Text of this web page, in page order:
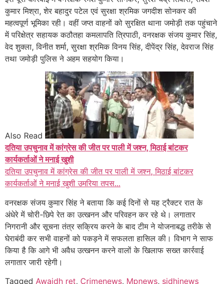
कुमार मिश्रा, शेर बहादुर पटेल एवं सुरक्षा श्रमिक जगदीश सोनकर की
महत्वपूर्ण भूमिका रही। वहीं जप्त वाहनों को सुरक्षित थाना जमोड़ी तक पहुंचाने
में परिक्षेत्र सहायक कठौतहा कमलापति त्रिपाठी, वनरक्षक संजय कुमार सिंह,
वेद शुक्ला, विनीत शर्मा, सुरक्षा श्रमिक विनय सिंह, दीपेंद्र सिंह, देवराज सिंह
तथा जमोड़ी पुलिस ने अहम सहयोग किया।
Also Read
दतिया उपचुनाव में कांग्रेस की जीत पर पाली में जश्न, मिठाई बांटकर
कार्यकर्ताओं ने मनाई खुशी
दतिया उपचुनाव में कांग्रेस की जीत पर पाली में जश्न, मिठाई बांटकर
कार्यकर्ताओं ने मनाई खुशी उमरिया तपस...
वनरक्षक संजय कुमार सिंह ने बताया कि कई दिनों से यह ट्रैक्टर रात के
अंधेरे में चोरी-छिपे रेत का उत्खनन और परिवहन कर रहे थे। लगातार
निगरानी और सूचना तंत्र सक्रिय करने के बाद टीम ने योजनाबद्ध तरीके से
घेराबंदी कर सभी वाहनों को पकड़ने में सफलता हासिल की। विभाग ने साफ
किया है कि आगे भी अवैध उत्खनन करने वालों के खिलाफ सख्त कार्रवाई
लगातार जारी रहेगी।
Tagged Awaidh ret, Crimenews, Mpnews, sidhinews